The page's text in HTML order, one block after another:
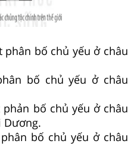
phân bố chủ yếu ở châu
bố chủ yếu ở châu
bố chủ yếu ở châu
Dương.
bố chủ yếu ở châu